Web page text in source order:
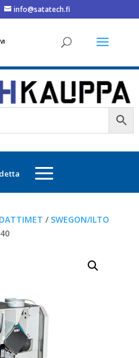
info@satatech.fi
/ SWEGON/ILTO